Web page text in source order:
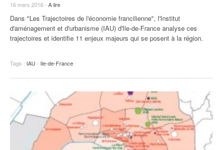
16 mars 2016 - A lire
Dans "Les Trajectoires de l'économie francilienne", l'Institut
d'aménagement et d'urbanisme (IAU) d'Ile-de-France analyse ces
trajectoires et identifie 11 enjeux majeurs qui se posent à la région.
Tags : IAU - Ile-de-France